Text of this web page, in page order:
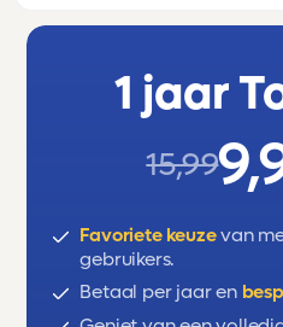
1 jaar
15,99
Favoriete keuzevan
gebruikers.
Betaal per jaar en